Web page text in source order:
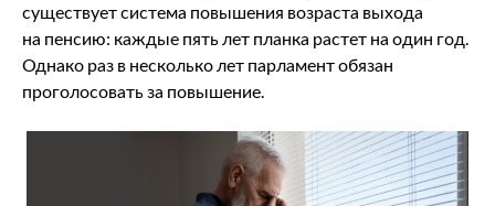
существует система повышения возраста выхода
на пенсию: каждые пять лет планка растет на один год.
Однако раз в несколько лет парламент обязан
проголосовать за повышение.